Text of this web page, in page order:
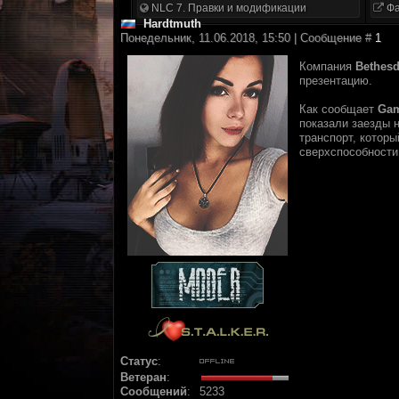
NLC 7. Правки и модификации
Hardtmuth
Понедельник, 11.06.2018, 15:50 | Сообщение # 1
Статус:
Ветеран:
Сообщений: 5233
Компания
презентацию.
Как сообщает
показали
транспорт,